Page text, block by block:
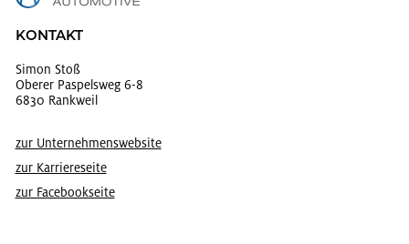
KON­TAKT
Simon Stoß
Obe­rer Paspels­weg 6-8
6830 Rank­weil
zur Un­ter­neh­mens­web­site
zur Kar­rie­re­sei­te
zur Face­book­sei­te